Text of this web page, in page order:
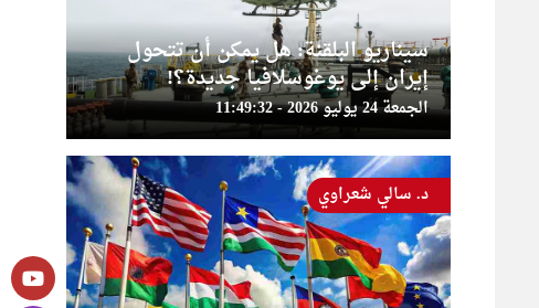
سيناريو البلقنة: هل يمكن أن تتحول
إيران إلى يوغوسلافيا جديدة؟!
الجمعة 24 يوليو 2026 - 11:49:32
د. سالي شعراوي